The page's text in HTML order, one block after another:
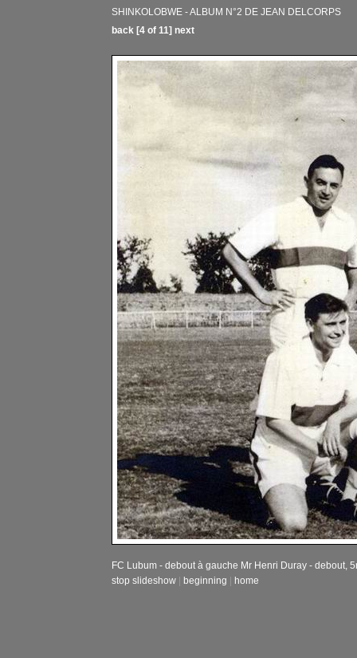
SHINKOLOBWE - ALBUM N°2 DE JEAN DELCORPS
back [4 of 11] next
FC Lubum - debout à gauche Mr Henri Duray - debout,
stop slideshow
beginning home